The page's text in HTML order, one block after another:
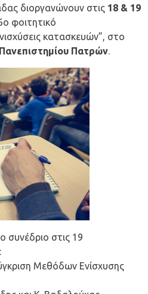
διοργανώνουν στις 18 & 19
φοιτητικό
κατασκευών”, στο
Πατρών.
συνέδριο στις 19
Μεθόδων Ενίσχυσης